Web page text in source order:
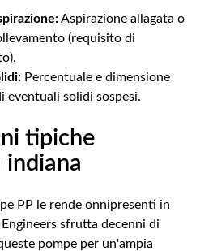
Aspirazione allagata o
(requisito di
Percentuale e dimensione
eventuali solidi sospesi.
tipiche
PP le rende onnipresenti in
sfrutta decenni di
pompe per un'ampia